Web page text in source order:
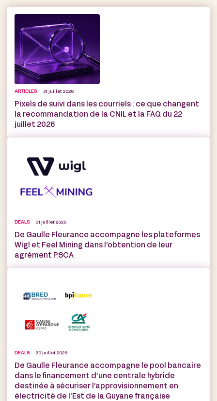
ARTICLES 31 juillet 2026
Pixels de suivi dans les courriels : ce que changent
la recommandation de la CNIL et la FAQ du 22
juillet 2026
DEALS 31 juillet 2026
De Gaulle Fleurance accompagne les plateformes
Wigl et Feel Mining dans l’obtention de leur
agrément PSCA
DEALS 30 juillet 2026
De Gaulle Fleurance accompagne le pool bancaire
dans le financement d’une centrale hybride
destinée à sécuriser l’approvisionnement en
électricité de l’Est de la Guyane française